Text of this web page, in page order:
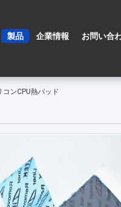
製品 企業情報 お問い合
ンCPU熱パッド